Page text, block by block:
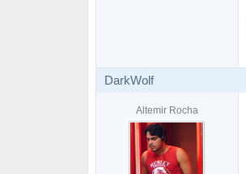
DarkWolf
Altemir Rocha